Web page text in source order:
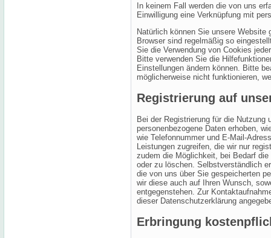
In keinem Fall werden die von uns
Einwilligung eine Verknüpfung mit
Natürlich können Sie unsere
Browser sind regelmäßig so
Sie die Verwendung von Cookies
Bitte verwenden Sie die
Einstellungen ändern können. Bitte
möglicherweise nicht funktionieren,
Registrierung auf
Bei der Registrierung für die Nutzung
personenbezogene Daten erhoben,
wie Telefonnummer und E-Mail-
Leistungen zugreifen, die wir nur
zudem die Möglichkeit, bei Bedarf
oder zu löschen. Selbstverständlich
die von uns über Sie gespeicherten
wir diese auch auf Ihren Wunsch,
entgegenstehen. Zur
dieser Datenschutzerklärung
Erbringung